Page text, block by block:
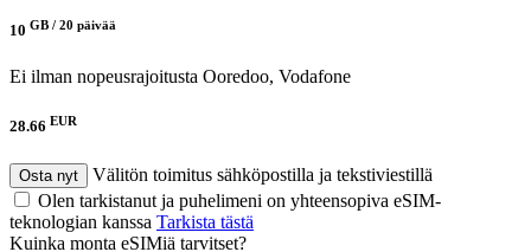
10 GB / 20 päivää
Ei ilman nopeusrajoitusta Ooredoo, Vodafone
28.66 EUR
Osta nyt
Välitön toimitus sähköpostilla ja tekstiviestillä
Olen tarkistanut ja puhelimeni on yhteensopiva eSIM-
teknologian kanssa Tarkista tästä
Kuinka monta eSIMiä tarvitset?